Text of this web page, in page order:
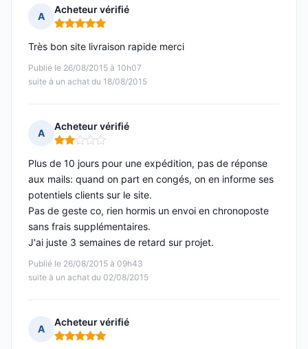
A
Acheteur vérifié
Note : 5 sur 5
Publié le 26/08/2015 à 10h07
suite à un achat du 18/08/2015
Très bon site livraison rapide merci
A
Acheteur vérifié
Note : 2 sur 5
Publié le 26/08/2015 à 09h43
suite à un achat du 02/08/2015
Plus de 10 jours pour une expédition, pas de réponse
aux mails: quand on part en congés, on en informe ses
potentiels clients sur le site.
Pas de geste co, rien hormis un envoi en chronoposte
sans frais supplémentaires.
J'ai juste 3 semaines de retard sur projet.
A
Acheteur vérifié
Note : 5 sur 5